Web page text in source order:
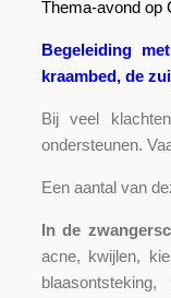
Thema-avond op
Begeleiding
kraambed, de
Bij veel
ondersteunen.
Een aantal van
In de
acne, kwijlen,